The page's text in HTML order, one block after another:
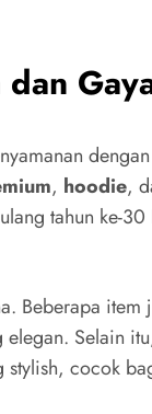
dengan
, hoodie,
tahun ke-
Beberapa item
elegan. Selain
stylish, cocok